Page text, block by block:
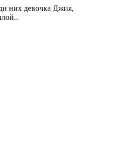
них девочка Джия,
..